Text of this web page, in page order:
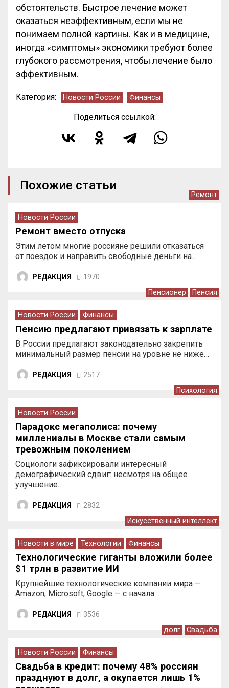
обстоятельств. Быстрое лечение может
оказаться неэффективным, если мы не
понимаем полной картины. Как и в медицине,
иногда «симптомы» экономики требуют более
глубокого рассмотрения, чтобы лечение было
эффективным.
Категория: Новости России Финансы
Поделиться ссылкой:
Похожие статьи
Ремонт
Новости России
Ремонт вместо отпуска
Этим летом многие россияне решили отказаться
от поездок и направить свободные деньги на…
РЕДАКЦИЯ 1970
Пенсионер Пенсия
Новости России Финансы
Пенсию предлагают привязать к зарплате
В России предлагают законодательно закрепить
минимальный размер пенсии на уровне не ниже…
РЕДАКЦИЯ 2517
Психология
Новости России
Парадокс мегаполиса: почему
миллениалы в Москве стали самым
тревожным поколением
Социологи зафиксировали интересный
демографический сдвиг: несмотря на общее
улучшение…
РЕДАКЦИЯ 2832
Искусственный интеллект
Новости в мире Технологии Финансы
Технологические гиганты вложили более
$1 трлн в развитие ИИ
Крупнейшие технологические компании мира —
Amazon, Microsoft, Google — с начала…
РЕДАКЦИЯ 3536
долг Свадьба
Новости России Финансы
Свадьба в кредит: почему 48% россиян
празднуют в долг, а окупается лишь 1%